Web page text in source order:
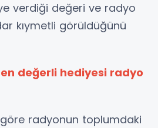
verdiği değeri ve radyo
kıymetli görüldüğünü
değerli hediyesi radyo
göre radyonun toplumdaki